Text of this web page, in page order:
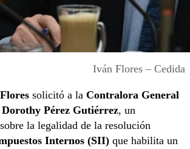
Iván Flores – Cedida
solicitó a la Contralora General
Pérez Gutiérrez, un
la legalidad de la resolución
Internos (SII) que habilita un